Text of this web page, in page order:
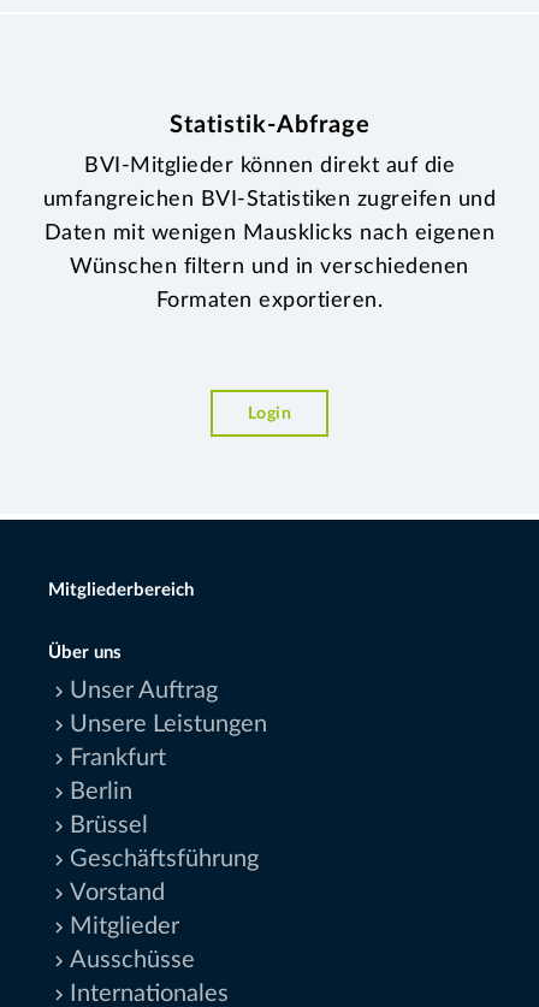
Statistik-Abfrage
BVI-Mitglieder können direkt auf die
umfangreichen BVI-Statistiken zugreifen und
Daten mit wenigen Mausklicks nach eigenen
Wünschen filtern und in verschiedenen
Formaten exportieren.
Login
Mitgliederbereich
Über uns
Unser Auftrag
Unsere Leistungen
Frankfurt
Berlin
Brüssel
Geschäftsführung
Vorstand
Mitglieder
Ausschüsse
Internationales